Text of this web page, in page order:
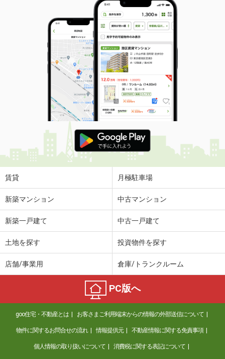
賃貸 月極駐車場
新築マンション 中古マンション
新築一戸建て 中古一戸建て
土地を探す 投資物件を探す
店舗/事業用 倉庫/トランクルーム
PC版へ
goo住宅・不動産とは お客さまご利用端末からの情報の外部送信について
物件に関するお問合せの流れ 情報提供元 不動産情報に関する免責事項
個人情報の取り扱いについて 消費税に関する表記について